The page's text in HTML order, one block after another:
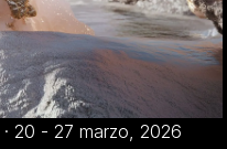
· 20 - 27 marzo, 2026